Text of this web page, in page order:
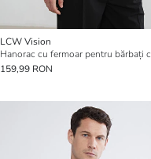
LCW Vision
159,99 RON